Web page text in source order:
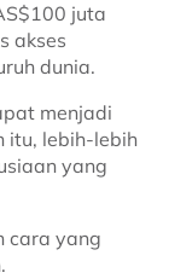
juta
akses
dunia.
menjadi
itu, lebih-lebih
yang
cara yang